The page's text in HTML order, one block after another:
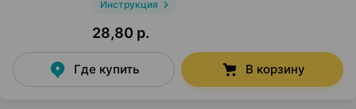
Инструкция
28,80 р.
Где купить В корзину